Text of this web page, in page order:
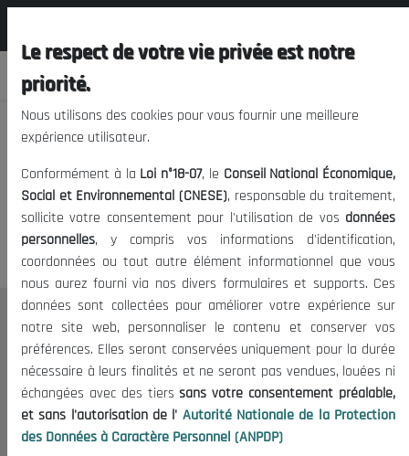
Nous vous prions de nous
excuser, mais l'accès à ce
contenu est restreint.
Le CNESE
A Propos
Le président
Organisation
Publications
Le respect de votre vie privée est notre
priorité.
Nous utilisons des cookies pour vous fournir une meilleure
expérience utilisateur.
Conformément à la Loi n°18-07, le Conseil National Économique,
Social et Environnemental (CNESE), responsable du traitement,
sollicite votre consentement pour l'utilisation de vos données
personnelles, y compris vos informations d'identification,
coordonnées ou tout autre élément informationnel que vous
nous aurez fourni via nos divers formulaires et supports. Ces
données sont collectées pour améliorer votre expérience sur
notre site web, personnaliser le contenu et conserver vos
préférences. Elles seront conservées uniquement pour la durée
nécessaire à leurs finalités et ne seront pas vendues, louées ni
échangées avec des tierssans votre consentement préalable,
et sans l'autorisation de l' Autorité Nationale de la Protection
des Données à Caractère Personnel (ANPDP)